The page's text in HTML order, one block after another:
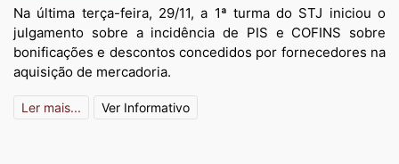
Na última terça-feira, 29/11, a 1ª turma do STJ iniciou o
julgamento sobre a incidência de PIS e COFINS sobre
bonificações e descontos concedidos por fornecedores na
aquisição de mercadoria.
Ler mais... Ver Informativo